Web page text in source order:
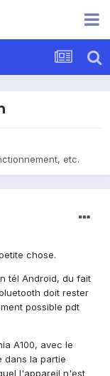
etc.
chose.
tél Android, du fait
doit rester
possible pdt
A100, avec le
dans la partie
l'appareil n'est